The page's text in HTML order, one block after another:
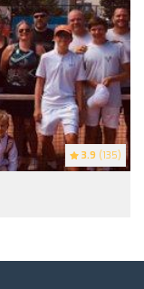
3.9 (135)